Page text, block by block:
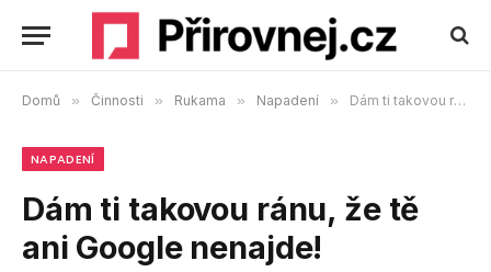
Domů » Činnosti » Rukama » Napadení » Dám ti takovou ránu, že tě ani Google nenajde!
NAPADENÍ
Dám ti takovou ránu, že tě
ani Google nenajde!